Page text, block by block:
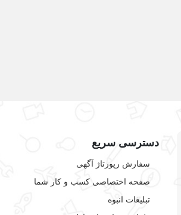
دسترسی سریع
سفارش رپورتاژ آگهی
صفحه اختصاصی کسب و کار شما
تبلیغات انبوه